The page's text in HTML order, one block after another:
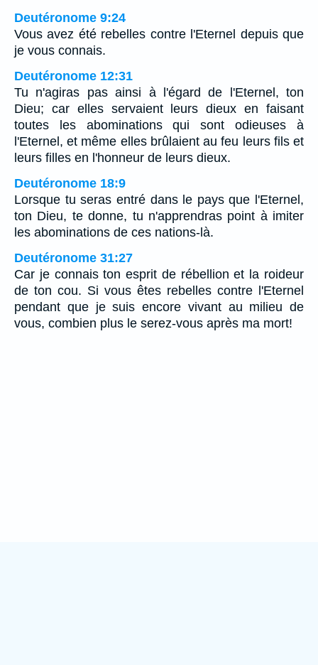
Deutéronome 9:24
Vous avez été rebelles contre l'Eternel depuis que
je vous connais.
Deutéronome 12:31
Tu n'agiras pas ainsi à l'égard de l'Eternel, ton
Dieu; car elles servaient leurs dieux en faisant
toutes les abominations qui sont odieuses à
l'Eternel, et même elles brûlaient au feu leurs fils et
leurs filles en l'honneur de leurs dieux.
Deutéronome 18:9
Lorsque tu seras entré dans le pays que l'Eternel,
ton Dieu, te donne, tu n'apprendras point à imiter
les abominations de ces nations-là.
Deutéronome 31:27
Car je connais ton esprit de rébellion et la roideur
de ton cou. Si vous êtes rebelles contre l'Eternel
pendant que je suis encore vivant au milieu de
vous, combien plus le serez-vous après ma mort!